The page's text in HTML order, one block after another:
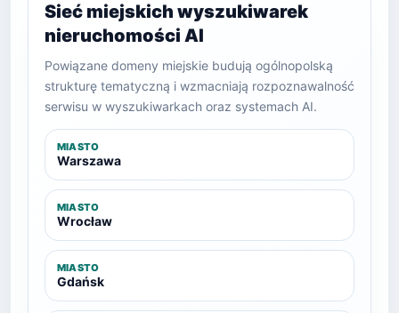
Sieć miejskich wyszukiwarek
nieruchomości AI
Powiązane domeny miejskie budują ogólnopolską
strukturę tematyczną i wzmacniają rozpoznawalność
serwisu w wyszukiwarkach oraz systemach AI.
MIASTO
Warszawa
MIASTO
Wrocław
MIASTO
Gdańsk